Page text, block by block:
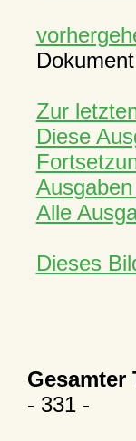
Dokument
Zur
Diese
Alle
Dieses
Gesamter
- 331 -